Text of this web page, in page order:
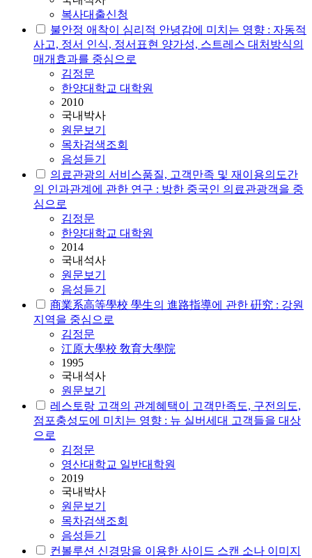
복사대출신청
불안정 애착이 심리적 안녕감에 미치는 영향 : 자동적
사고, 정서 인식, 정서표현 양가성, 스트레스 대처방식의
매개효과를 중심으로
김정문
한양대학교 대학원
2010
국내박사
원문보기
목차검색조회
음성듣기
의료관광의 서비스품질, 고객만족 및 재이용의도간
의 인과관계에 관한 연구 : 방한 중국인 의료관광객을 중
심으로
김정문
한양대학교 대학원
2014
국내석사
원문보기
음성듣기
商業系高等學校 學生의 進路指導에 관한 硏究 : 강원
지역을 중심으로
김정문
江原大學校 敎育大學院
1995
국내석사
원문보기
레스토랑 고객의 관계혜택이 고객만족도, 구전의도,
점포충성도에 미치는 영향 : 뉴 실버세대 고객들을 대상
으로
김정문
영산대학교 일반대학원
2019
국내박사
원문보기
목차검색조회
음성듣기
컨볼루션 신경망을 이용한 사이드 스캔 소나 이미지